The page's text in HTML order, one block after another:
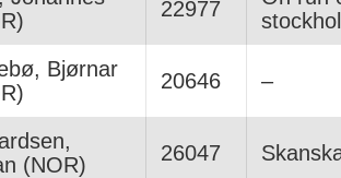
22977
Bjørnar
20646 –
(NOR)
26047